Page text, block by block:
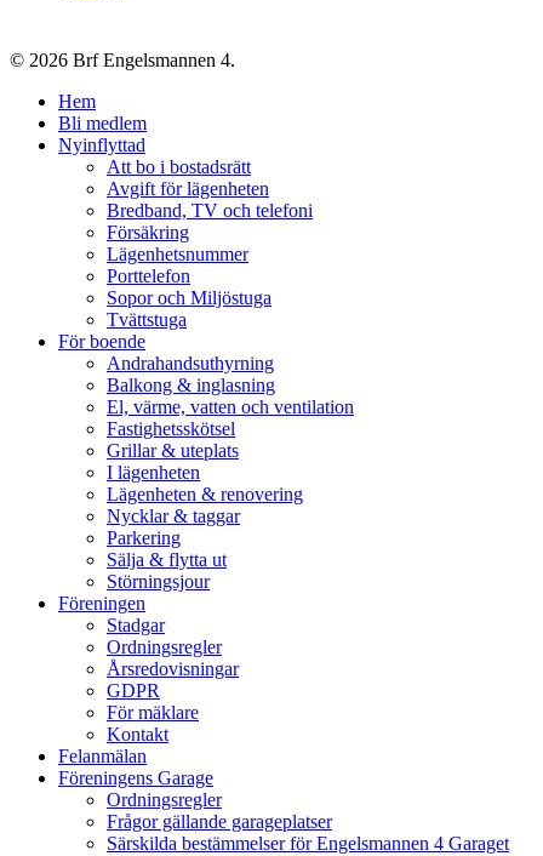
© 2026 Brf Engelsmannen 4.
Close
Menu
Hem
Bli medlem
Nyinflyttad
Att bo i bostadsrätt
Avgift för lägenheten
Bredband, TV och telefoni
Försäkring
Lägenhetsnummer
Porttelefon
Sopor och Miljöstuga
Tvättstuga
För boende
Andrahandsuthyrning
Balkong & inglasning
El, värme, vatten och ventilation
Fastighetsskötsel
Grillar & uteplats
I lägenheten
Lägenheten & renovering
Nycklar & taggar
Parkering
Sälja & flytta ut
Störningsjour
Föreningen
Stadgar
Ordningsregler
Årsredovisningar
GDPR
För mäklare
Kontakt
Felanmälan
Föreningens Garage
Ordningsregler
Frågor gällande garageplatser
Särskilda bestämmelser för Engelsmannen 4 Garaget